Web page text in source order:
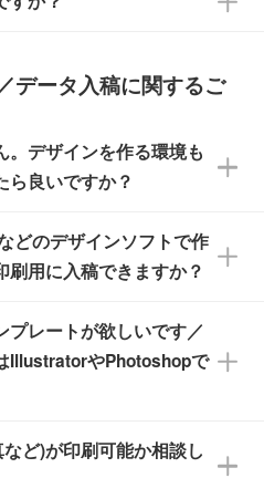
ください。
力いただくと、おおよ
ご確認いただけます。
めのご発注をお願いい
換算です。
がかかります。
ら
て異なります。各商
さい
。各ページにある商品
スターパックなど)
ずつ袋に入っていま
袋など)
されていない状態で
れ替えや、オリジナル
りません。
です。なお、海外への
せんので予めご了承く
データ入稿に関するご
。デザインを作る環境も
ら良いですか？
レーター」を使えば、
ザインを作成できま
安心です。
ビス
て無料でデザインデー
どのデザインソフトで作
刷用に入稿できますか？
CLIP STUDIOなどのデ
のデザインを作成した
ップロードしてご入稿
プレートが欲しいです／
IllustratorやPhotoshopで
レートのご用意があり
印刷方法・テンプレー
ど)が印刷可能か相談し